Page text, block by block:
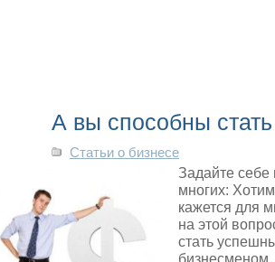
А вы способны
Статьи о бизнесе
Задайте себе
многих:
кажется для
на этой
стать
бизнесменом.